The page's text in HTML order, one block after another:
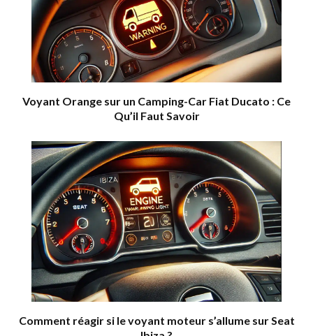
Voyant Orange sur un Camping-Car Fiat Ducato : Ce
Qu’il Faut Savoir
Comment réagir si le voyant moteur s’allume sur Seat